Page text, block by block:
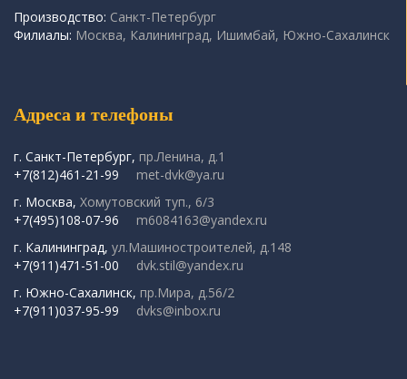
Производство: Санкт-Петербург
Филиалы: Москва, Калининград, Ишимбай, Южно-Сахалинск
Адреса и телефоны
г. Санкт-Петербург, пр.Ленина, д.1
+7(812)461-21-99
met-dvk@ya.ru
г. Москва, Хомутовский туп., 6/3
+7(495)108-07-96
m6084163@yandex.ru
г. Калининград, ул.Машиностроителей, д.148
+7(911)471-51-00
dvk.stil@yandex.ru
г. Южно-Сахалинск, пр.Мира, д.56/2
+7(911)037-95-99
dvks@inbox.ru